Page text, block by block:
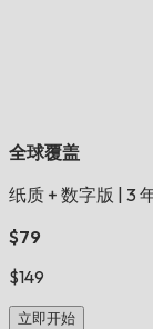
全球覆盖
纸质 + 数字版
3
$79
$149
立即开始